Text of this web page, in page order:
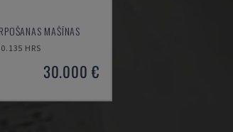
MAŠĪNAS
HRS
30.000 €